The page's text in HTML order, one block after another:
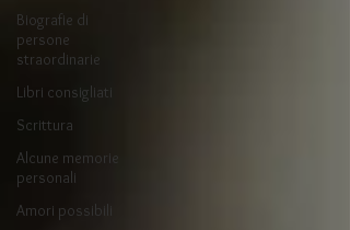
Biografie di
persone
straordinarie
Libri consigliati
Scrittura
Alcune memorie
personali
Amori possibili